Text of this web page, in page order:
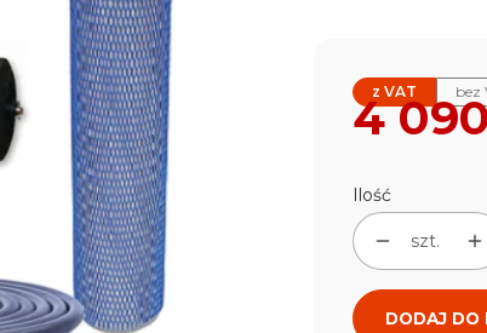
z VAT bez
Cena
4
Ilość
szt.
DODAJ DO